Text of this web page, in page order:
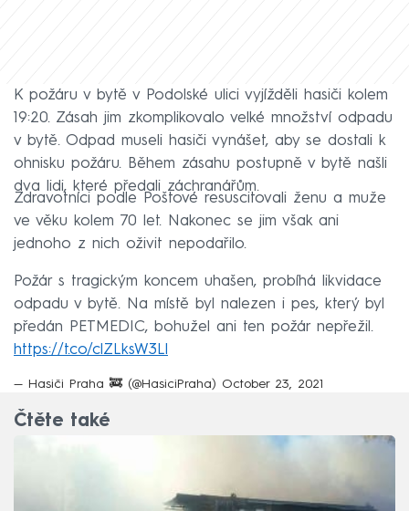
K požáru v bytě v Podolské ulici vyjížděli hasiči kolem
19:20. Zásah jim zkomplikovalo velké množství odpadu
v bytě. Odpad museli hasiči vynášet, aby se dostali k
ohnisku požáru. Během zásahu postupně v bytě našli
dva lidi, které předali záchranářům.
Zdravotníci podle Poštové resuscitovali ženu a muže
ve věku kolem 70 let. Nakonec se jim však ani
jednoho z nich oživit nepodařilo.
Požár s tragickým koncem uhašen, probíhá likvidace
odpadu v bytě. Na místě byl nalezen i pes, který byl
předán PETMEDIC, bohužel ani ten požár nepřežil.
https://t.co/clZLksW3Ll
— Hasiči Praha 🚒 (@HasiciPraha) October 23, 2021
Čtěte také